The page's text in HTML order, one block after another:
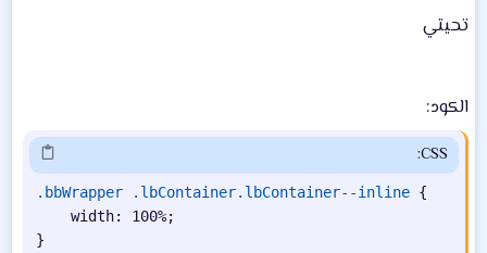
تحيتي
الكود:
CSS:
.bbWrapper .lbContainer.lbContainer--inline {
width: 100%;
}